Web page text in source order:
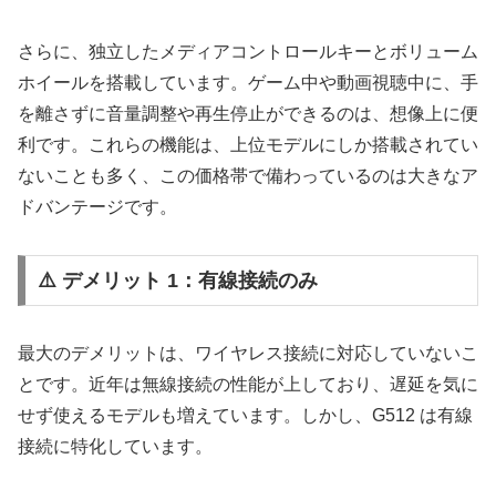
さらに、独立したメディアコントロールキーとボリューム
ホイールを搭載しています。ゲーム中や動画視聴中に、手
を離さずに音量調整や再生停止ができるのは、想像上に便
利です。これらの機能は、上位モデルにしか搭載されてい
ないことも多く、この価格帯で備わっているのは大きなア
ドバンテージです。
⚠️ デメリット 1：有線接続のみ
最大のデメリットは、ワイヤレス接続に対応していないこ
とです。近年は無線接続の性能が上しており、遅延を気に
せず使えるモデルも増えています。しかし、G512 は有線
接続に特化しています。